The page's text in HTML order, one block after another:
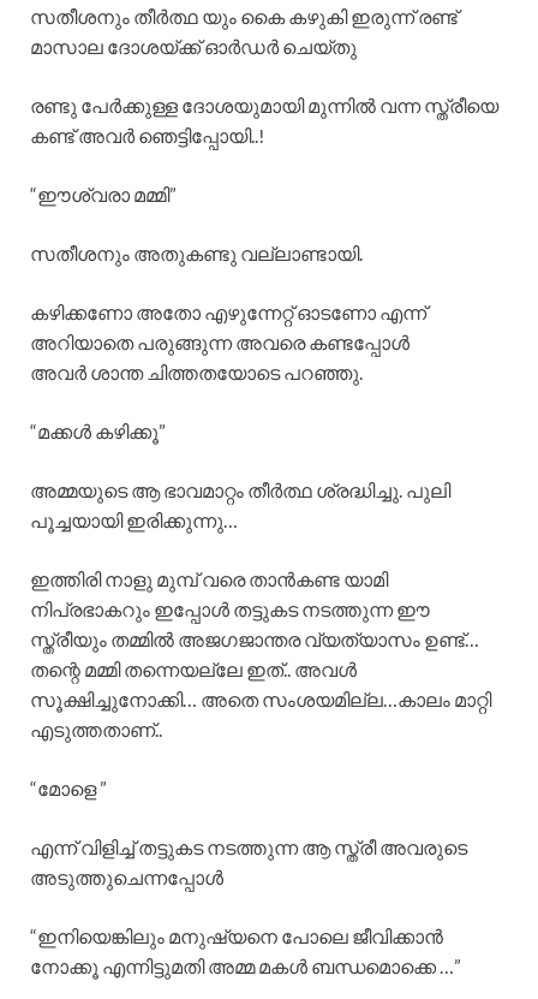
സതീശനും തീർത്ഥ യും കൈ കഴുകി ഇരുന്ന് രണ്ട്
മാസാല ദോശയ്ക്ക് ഓർഡർ ചെയ്തു
രണ്ടു പേർക്കുള്ള ദോശയുമായി മുന്നിൽ വന്ന സ്ത്രീയെ
കണ്ട് അവർ ഞെട്ടിപ്പോയി..!
“ഈശ്വരാ മമ്മി”
സതീശനും അതുകണ്ടു വല്ലാണ്ടായി.
കഴിക്കണോ അതോ എഴുന്നേറ്റ് ഓടണോ എന്ന്
അറിയാതെ പരുങ്ങുന്ന അവരെ കണ്ടപ്പോൾ
അവർ ശാന്ത ചിത്തതയോടെ പറഞ്ഞു.
“മക്കൾ കഴിക്കൂ”
അമ്മയുടെ ആ ഭാവമാറ്റം തീർത്ഥ ശ്രദ്ധിച്ചു. പുലി
പൂച്ചയായി ഇരിക്കുന്നു…
ഇത്തിരി നാളു മുമ്പ് വരെ താൻകണ്ട യാമി
നിപ്രഭാകറും ഇപ്പോൾ തട്ടുകട നടത്തുന്ന ഈ
സ്ത്രീയും തമ്മിൽ അജഗജാന്തര വ്യത്യാസം ഉണ്ട്…
തന്റെ മമ്മി തന്നെയല്ലേ ഇത്.. അവൾ
സൂക്ഷിച്ചുനോക്കി… അതെ സംശയമില്ല…കാലം മാറ്റി
എടുത്തതാണ്..
“മോളെ ”
എന്ന് വിളിച്ച് തട്ടുകട നടത്തുന്ന ആ സ്ത്രീ അവരുടെ
അടുത്തുചെന്നപ്പോൾ
“ഇനിയെങ്കിലും മനുഷ്യനെ പോലെ ജീവിക്കാൻ
നോക്കൂ എന്നിട്ടുമതി അമ്മ മകൾ ബന്ധമൊക്കെ …”